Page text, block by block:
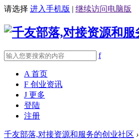
请选择 进入手机版 | 继续访问电脑版
f
A 首页
F 创业资讯
J 更多
登陆
注册
千友部落,对接资源和服务的创业社区 ›